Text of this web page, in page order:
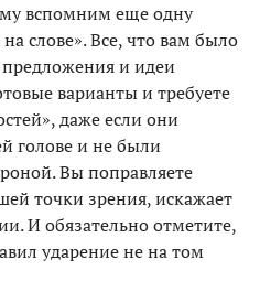
вспомним еще одну
слове». Все, что вам было
и идеи
варианты и требуете
даже если они
голове и не были
Вы поправляете
точки зрения, искажает
И обязательно отметите,
ударение не на том